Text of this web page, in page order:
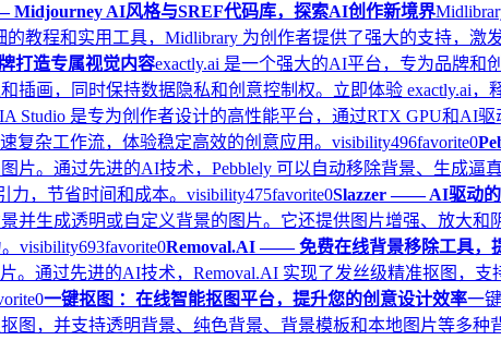
AI风格与SREF代码库，探索AI创作新境界
教程和实用工具，Midlibrary 为创作者提供了强大的支持，激
打造专属视觉内容exactly.ai 是一个强大的AI平台，专为品牌
画，同时保持数据隐私和创意控制权。立即体验 exactly.ai，
Studio 是专为创作者设计的高性能平台，通过RTX GPU和AI
复杂工作流，体验稳定高效的创意应用。 visibility496favorite0
片。通过先进的AI技术，Pebblely 可以自动移除背景、生成
力，节省时间和成本。 visibility475favorite0Slazzer —— AI驱动的
并生成透明或自定义背景的图片。它还提供图片增强、放大和
visibility693favorite0Removal.AI —— 免费在线背景移除工具，
。通过先进的AI技术，Removal.AI 实现了发丝级精准抠图，
0一键抠图 ：在线智能抠图平台，提升您的创意设计效率一
图，并支持透明背景、纯色背景、背景模板和本地图片等多